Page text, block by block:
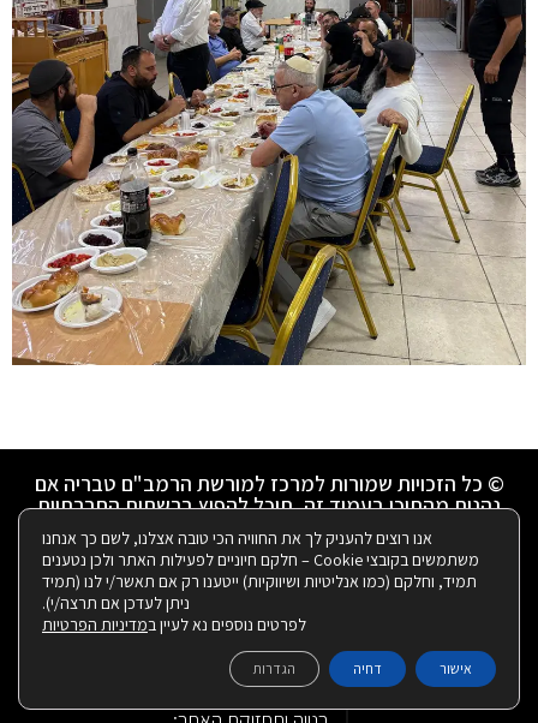
© כל הזכויות שמורות למרכז למורשת הרמב"ם טבריה אם
נהנית מהתוכן בעמוד זה, תוכל להפיץ ברשתות החברתיות
הצהרת נגישות|מדיניות פרטיות
ניהול ועיצוב ע"י רבקי שאולזון:
אנו רוצים להעניק לך את החוויה הכי טובה אצלנו, לשם כך אנחנו
משתמשים בקובצי Cookie – חלקם חיוניים לפעילות האתר ולכן נטענים
תמיד, וחלקם (כמו אנליטיות ושיווקיות) ייטענו רק אם תאשר/י לנו (תמיד
ניתן לעדכן אם תרצה/י).
לפרטים נוספים נא לעיין במדיניות הפרטיות
אישור דחיה הגדרות